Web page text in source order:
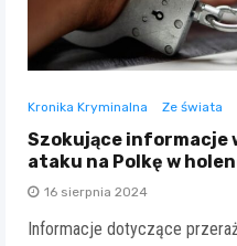
Kronika Kryminalna Ze świata
Szokujące informacje
ataku na Polkę w
16 sierpnia 2024
Informacje dotyczące